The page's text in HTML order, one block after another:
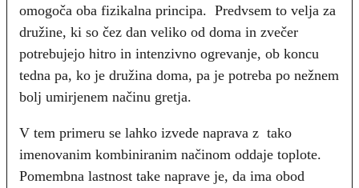
omogoča oba fizikalna principa. Predvsem to velja za
družine, ki so čez dan veliko od doma in zvečer
potrebujejo hitro in intenzivno ogrevanje, ob koncu
tedna pa, ko je družina doma, pa je potreba po nežnem
bolj umirjenem načinu gretja.
V tem primeru se lahko izvede naprava z tako
imenovanim kombiniranim načinom oddaje toplote.
Pomembna lastnost take naprave je, da ima obod